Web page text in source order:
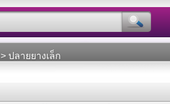
> ปลายยางเล็ก